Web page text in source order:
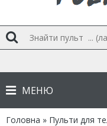
МЕНЮ
Головна » Пульти для